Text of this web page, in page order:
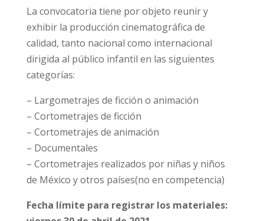
La convocatoria tiene por objeto reunir y
exhibir la producción cinematográfica de
calidad, tanto nacional como internacional
dirigida al público infantil en las siguientes
categorías:
– Largometrajes de ficción o animación
– Cortometrajes de ficción
– Cortometrajes de animación
– Documentales
– Cortometrajes realizados por niñas y niños
de México y otros países(no en competencia)
Fecha límite para registrar los materiales: